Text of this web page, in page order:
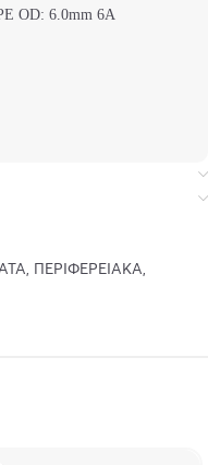
OD: 6.0mm 6A
, ΠΕΡΙΦΕΡΕΙΑΚΑ,